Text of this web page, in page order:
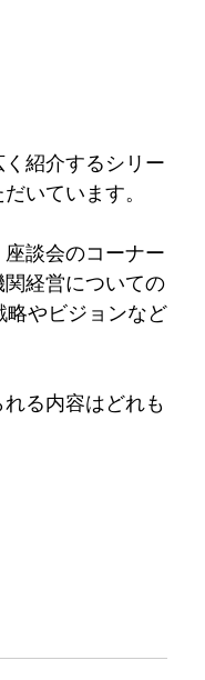
紹介するシリー
いています。
談会のコーナー
経営についての
やビジョンなど
る内容はどれも